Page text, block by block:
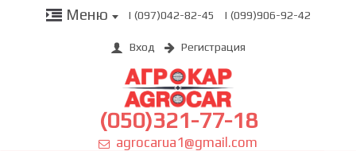
Меню | (097)042-82-45 | (099)906-92-42
Вход Регистрация
(050)321-77-18
agrocarua1@gmail.com